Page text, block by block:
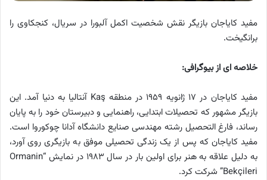
مفید کایاجان بازیگر نقش شخصیت اکمل آلبورا در سریال، کنجکاوی را
برانگیخت.
خلاصه ای از بیوگرافی:
مفید کایاجان در ۱۷ ژانویه ۱۹۵۹ در منطقه Kaş آنتالیا به دنیا آمد. این
بازیگر مشهور که تحصیلات ابتدایی، راهنمایی و دبیرستان خود را به پایان
رساند، فارغ التحصیل رشته مهندسی صنایع دانشگاه آدانا چوکوروا است.
مفید کایاجان که پس از یک زندگی تحصیلی موفق به بازیگری روی آورد،
به دلیل علاقه به هنر برای اولین بار در سال ۱۹۸۳ در نمایش “Ormanin
Bekçileri” شرکت کرد.